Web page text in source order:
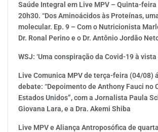
Saúde Integral em Live MPV – Quinta-
20h30. “Dos Aminoácidos às Proteínas,
molecular. Ep. 9 – Com o Nutricionista
Dr. Ronal Perino e o Dr. Antônio Jordão
WSJ: ‘Uma conspiração da Covid-19 à vista
Live Comunica MPV de terça-feira (04/08)
debate: “Depoimento de Anthony Fauci no
Estados Unidos”, com a Jornalista Paula
Giovana Lara, e a Dra. Akemi Shiba
Live MPV e Aliança Antroposófica de